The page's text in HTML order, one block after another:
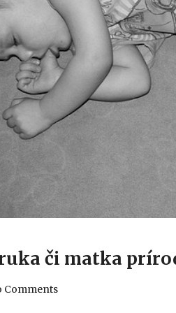
či matka
Comments